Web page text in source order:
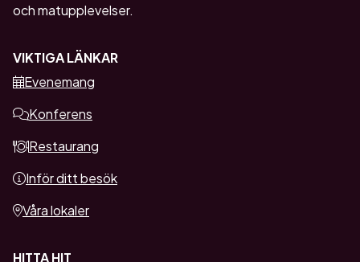
och matupplevelser.
VIKTIGA LÄNKAR
Evenemang
Konferens
Restaurang
Inför ditt besök
Våra lokaler
HITTA HIT